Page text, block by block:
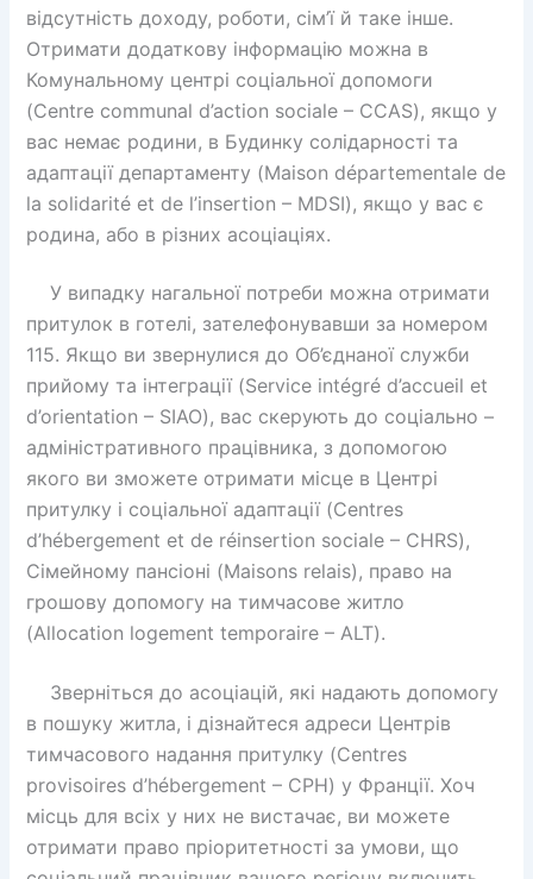
відсутність доходу, роботи, сім’ї й таке інше.
Отримати додаткову інформацію можна в
Комунальному центрі соціальної допомоги
(Centre communal d’action sociale – CCAS), якщо у
вас немає родини, в Будинку солідарності та
адаптації департаменту (Maison départementale de
la solidarité et de l’insertion – MDSI), якщо у вас є
родина, або в різних асоціаціях.
У випадку нагальної потреби можна отримати
притулок в готелі, зателефонувавши за номером
115. Якщо ви звернулися до Об’єднаної служби
прийому та інтеграції (Service intégré d’accueil et
d’orientation – SIAO), вас скерують до соціально –
адміністративного працівника, з допомогою
якого ви зможете отримати місце в Центрі
притулку і соціальної адаптації (Centres
d’hébergement et de réinsertion sociale – CHRS),
Сімейному пансіоні (Maisons relais), право на
грошову допомогу на тимчасове житло
(Allocation logement temporaire – ALT).
Зверніться до асоціацій, які надають допомогу
в пошуку житла, і дізнайтеся адреси Центрів
тимчасового надання притулку (Centres
provisoires d’hébergement – CPH) у Франції. Хоч
місць для всіх у них не вистачає, ви можете
отримати право пріоритетності за умови, що